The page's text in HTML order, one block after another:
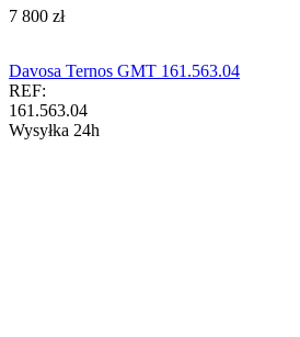
‍7 800‍ zł
Davosa Ternos GMT 161.563.04
REF:
161.563.04
Wysyłka 24h